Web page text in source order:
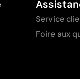
Service
Foire aux